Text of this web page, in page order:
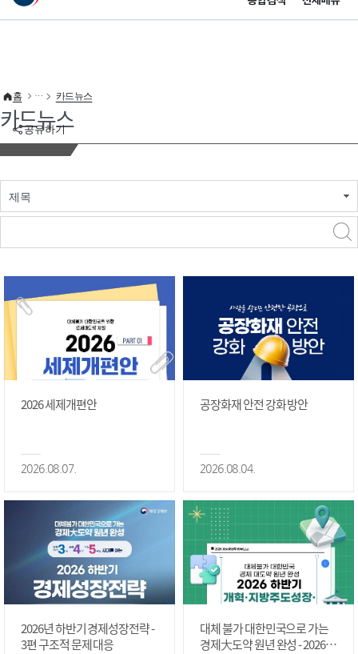
이 누리집은 대한민국 공식 전자정부 누리집입니다.
공유하기
홈 카드뉴스
카드뉴스
제목
2026 세제개편안
2026.08.07.
공장화재 안전 강화 방안
2026.08.04.
2026년 하반기 경제성장전략 -
3편 구조적 문제 대응
대체 불가 대한민국으로 가는
경제大도약 원년 완성 - 2026 하